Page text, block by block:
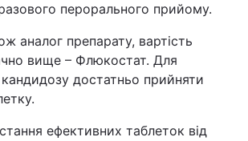
перорального прийому.
аналог препарату, вартість
вище – Флюкостат. Для
достатньо прийняти
ефективних таблеток від